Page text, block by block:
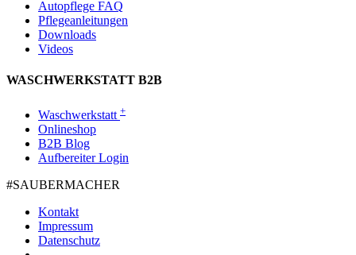
Autopflege FAQ
Pflegeanleitungen
Downloads
Videos
WASCHWERKSTATT B2B
Waschwerkstatt +
Onlineshop
B2B Blog
Aufbereiter Login
#SAUBER­MACHER
Kontakt
Impressum
Datenschutz